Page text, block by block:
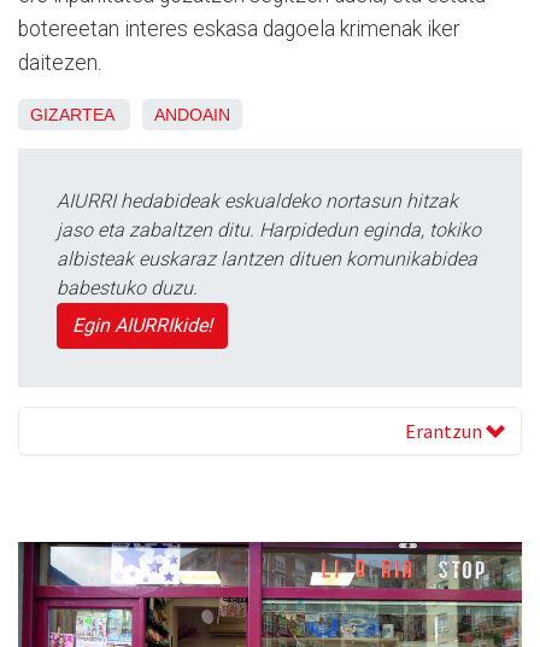
botereetan interes eskasa dagoela krimenak iker
daitezen.
GIZARTEA ANDOAIN
AIURRI hedabideak eskualdeko nortasun hitzak
jaso eta zabaltzen ditu. Harpidedun eginda, tokiko
albisteak euskaraz lantzen dituen komunikabidea
babestuko duzu.
Egin AIURRIkide!
Erantzun